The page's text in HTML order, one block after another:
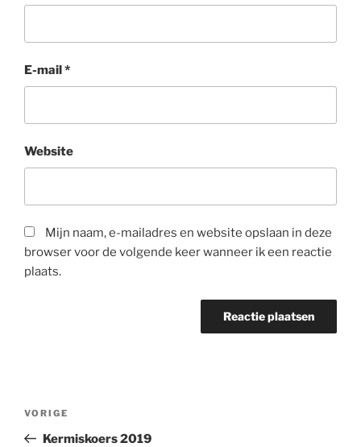
E-mail*
Website
Mijn naam, e-mailadres en website opslaan in deze
browser voor de volgende keer wanneer ik een reactie
plaats.
Vorig
bericht
VORIGE
Kermiskoers 2019